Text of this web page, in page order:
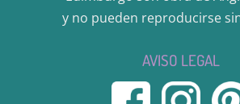
y no pueden reproducirse
AVISO LEGAL